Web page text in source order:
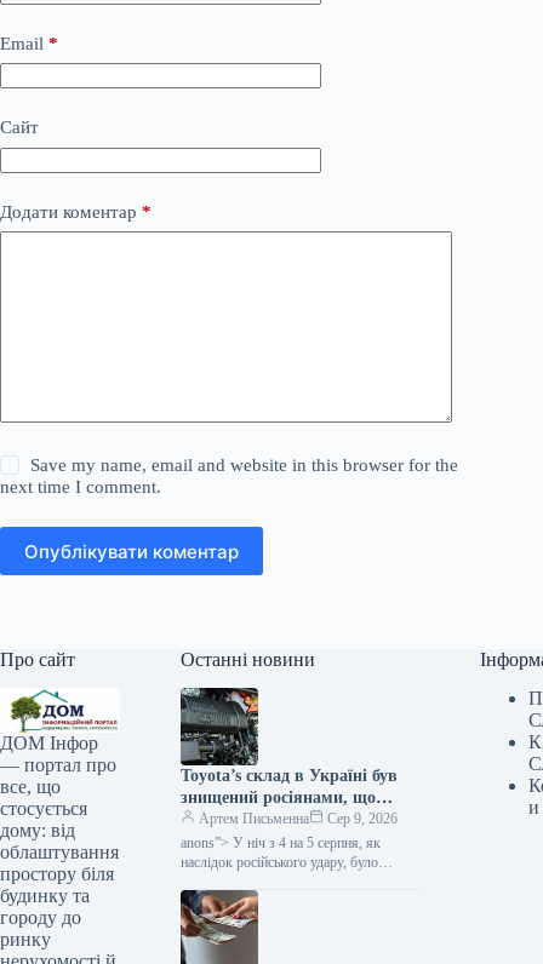
Email *
Сайт
Додати коментар *
Save my name, email and website in this browser for the
next time I comment.
Опублікувати коментар
Про сайт
ДОМ Інфор
— портал про
все, що
стосується
дому: від
облаштування
простору біля
будинку та
городу до
ринку
Останні новини
Toyota’s склад в Україні був
знищений росіянами, що
може призвести до затримок у
постачанні запчастин, за
даними Мінфіну.
Артем Письменна
Сер 9, 2026
anons”> У ніч з 4 на 5 серпня, як
наслідок російського удару, було
елементами та супутньою…
и